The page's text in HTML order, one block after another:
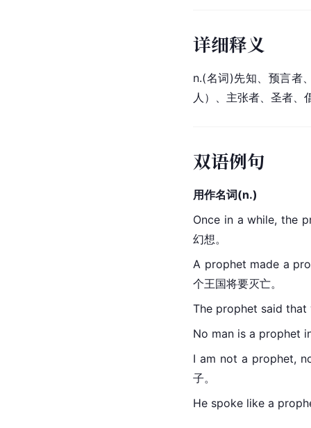
详细释义
n.(名词)先知、预言者
人）、主张者、圣者、
双语例句
用作名词(n.)
Once in a while, the
幻想。
A prophet made a
个王国将要灭亡。
The prophet said that
No man is a prophet
I am not a prophet,
子。
He spoke like a